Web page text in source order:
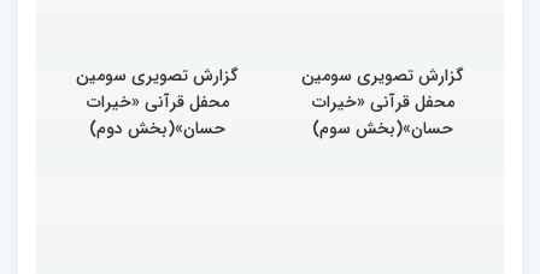
گزارش تصویری سومین
محفل قرآنی «خیرات
حسان»(بخش سوم)
گزارش تصویری سومین
محفل قرآنی «خیرات
حسان»(بخش دوم)